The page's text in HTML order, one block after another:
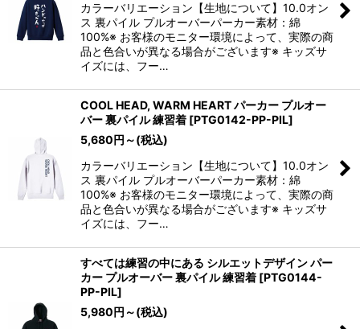
カラーバリエーション【生地について】10.0オン
ス 裏パイル プルオーバーパーカー素材：綿
100%※ お客様のモニター環境によって、実際の商
品と色合いが異なる場合がございます※ キッズサ
イズには、フー…
COOL HEAD, WARM HEART パーカー プルオー
バー 裏パイル 練習着 [PTG0142-PP-PIL]
5,680円 ～(税込)
カラーバリエーション【生地について】10.0オン
ス 裏パイル プルオーバーパーカー素材：綿
100%※ お客様のモニター環境によって、実際の商
品と色合いが異なる場合がございます※ キッズサ
イズには、フー…
すべては練習の中にある シルエットデザイン パー
カー プルオーバー 裏パイル 練習着 [PTG0144-
PP-PIL]
5,980円 ～(税込)